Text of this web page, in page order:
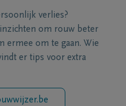
verlies?
om rouw beter
ermee om te gaan. Wie
er tips voor extra